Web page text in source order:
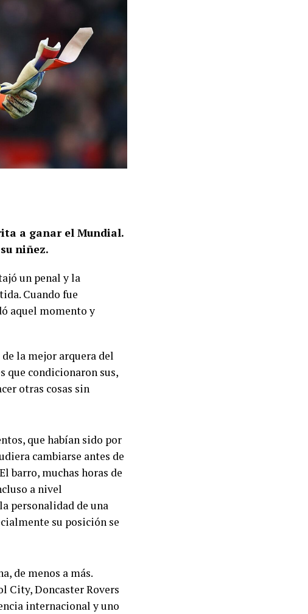
a ganar el Mundial.
niñez.
un penal y la
Cuando fue
aquel momento y
la mejor arquera del
que condicionaron sus,
otras cosas sin
que habían sido por
cambiarse antes de
barro, muchas horas de
a nivel
personalidad de una
su posición se
de menos a más.
City, Doncaster Rovers
internacional y uno